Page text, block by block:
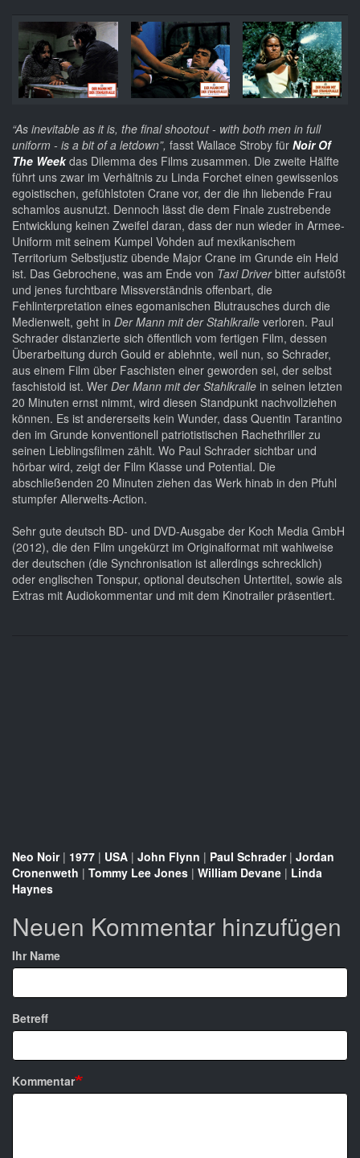
“As inevitable as it is, the final shootout - with both men in full
uniform - is a bit of a letdown”, fasst Wallace Stroby für Noir Of
The Weekdas Dilemma des Films zusammen. Die zweite Hälfte
führt uns zwar im Verhältnis zu Linda Forchet einen gewissenlos
egoistischen, gefühlstoten Crane vor, der die ihn liebende Frau
schamlos ausnutzt. Dennoch lässt die dem Finale zustrebende
Entwicklung keinen Zweifel daran, dass der nun wieder in Armee-
Uniform mit seinem Kumpel Vohden auf mexikanischem
Territorium Selbstjustiz übende Major Crane im Grunde ein Held
ist. Das Gebrochene, was am Ende von Taxi Driverbitter aufstößt
und jenes furchtbare Missverständnis offenbart, die
Fehlinterpretation eines egomanischen Blutrausches durch die
Medienwelt, geht in Der Mann mit der Stahlkralle verloren. Paul
Schrader distanzierte sich öffentlich vom fertigen Film, dessen
Überarbeitung durch Gould er ablehnte, weil nun, so Schrader,
aus einem Film über Faschisten einer geworden sei, der selbst
faschistoid ist. Wer Der Mann mit der Stahlkralle in seinen letzten
20 Minuten ernst nimmt, wird diesen Standpunkt nachvollziehen
können. Es ist andererseits kein Wunder, dass Quentin Tarantino
den im Grunde konventionell patriotistischen Rachethriller zu
seinen Lieblingsfilmen zählt. Wo Paul Schrader sichtbar und
hörbar wird, zeigt der Film Klasse und Potential. Die
abschließenden 20 Minuten ziehen das Werk hinab in den Pfuhl
stumpfer Allerwelts-Action.
Sehr gute deutsch BD- und DVD-Ausgabe der Koch Media GmbH
(2012), die den Film ungekürzt im Originalformat mit wahlweise
der deutschen (die Synchronisation ist allerdings schrecklich)
oder englischen Tonspur, optional deutschen Untertitel, sowie als
Extras mit Audiokommentar und mit dem Kinotrailer präsentiert.
Neo Noir| 1977 | USA | John Flynn | Paul Schrader| Jordan
Cronenweth | Tommy Lee Jones | William Devane | Linda
Haynes
Neuen Kommentar hinzufügen
Ihr Name
Betreff
Kommentar